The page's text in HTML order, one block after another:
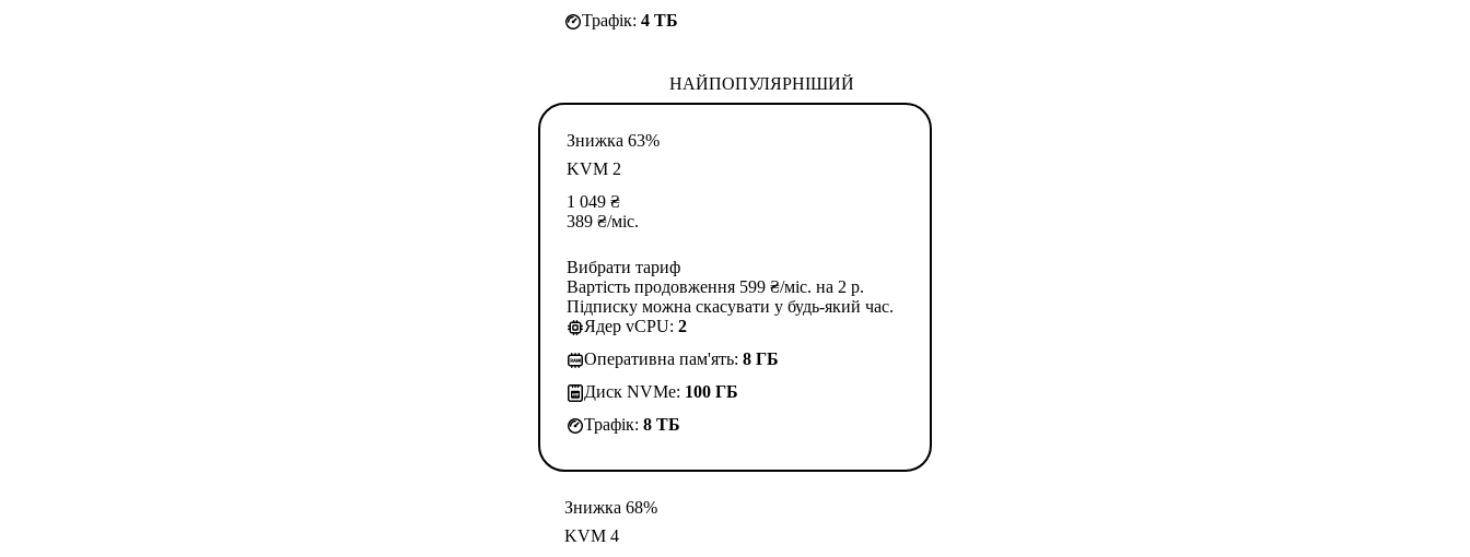
Трафік: 4 TБ
НАЙПОПУЛЯРНІШИЙ
Знижка 63%
KVM 2
1 049 ₴
389 ₴/міс.
Вибрати тариф
Вартість продовження 599 ₴/міс. на 2 р.
Підписку можна скасувати у будь-який час.
Ядер vCPU: 2
Оперативна пам'ять: 8 ГБ
Диск NVMe: 100 ГБ
Трафік: 8 TБ
Знижка 68%
KVM 4